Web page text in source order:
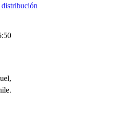
distribución